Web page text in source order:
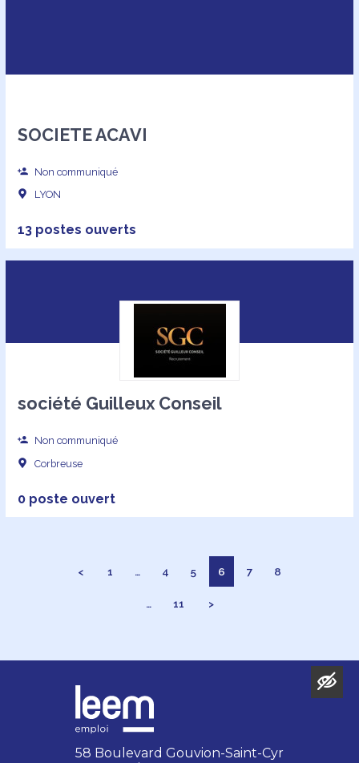
SOCIETE ACAVI
Non communiqué
LYON
13 postes ouverts
société Guilleux Conseil
Non communiqué
Corbreuse
0 poste ouvert
< 1 … 4 5 6 7 8
… 11 >
58 Boulevard Gouvion-Saint-Cyr